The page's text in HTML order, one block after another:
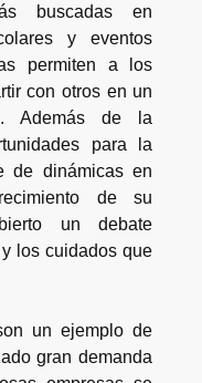
buscadas en
y eventos
permiten a los
con otros en un
Además de la
para la
de dinámicas en
de su
un debate
los cuidados que
un ejemplo de
gran demanda